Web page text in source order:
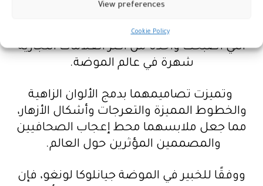
View preferences
Cookie Policy
في تأسيس دار الأزياء “ميسوني” في ميلانو،
التي أصبحت واحدة من أكثر العلامات التجارية
شهرة في عالم الموضة.
وتميزت تصاميمهما بدمج الألوان الزاهية
والخطوط المميزة والتعرجات وأشكال الأزهار،
مما جعل ملابسهما محط إعجاب الصحافيين
والمصممين المؤثرين حول العالم.
ووفقًا للخبير في الموضة جيانلوكا لونغو، فإن